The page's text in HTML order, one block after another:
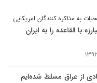
به مذاکره کنندگان امریکایی
با القاعده را به ایران
از عراق مسلط شده‌ایم